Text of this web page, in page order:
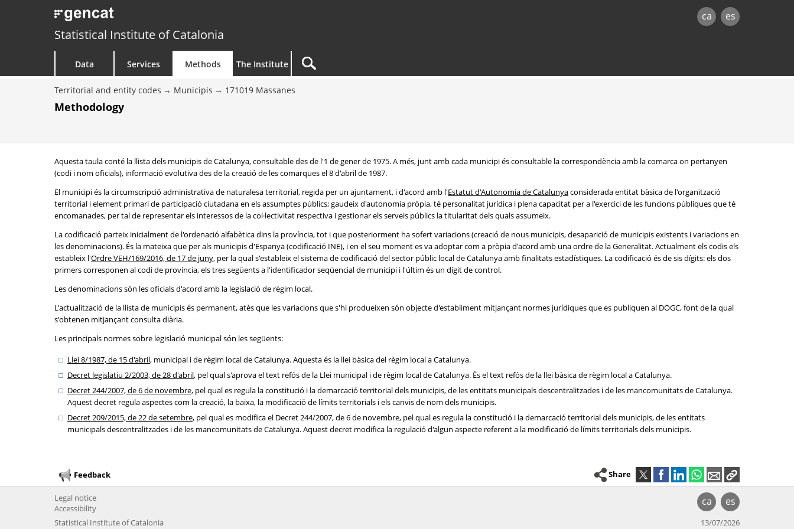
ca es
Statistical Institute of Catalonia
Data Services Methods The Institute
Territorial and entity codes Municipis 171019 Massanes
Methodology
Aquesta taula conté la llista dels municipis de Catalunya, consultable des de l'1 de gener de 1975. A més, junt amb cada municipi és consultable la correspondència amb la comarca on pertanyen
(codi i nom oficials), informació evolutiva des de la creació de les comarques el 8 d'abril de 1987.
El municipi és la circumscripció administrativa de naturalesa territorial, regida per un ajuntament, i d'acord amb l'Estatut d'Autonomia de Catalunyaconsiderada entitat bàsica de l'organització
territorial i element primari de participació ciutadana en els assumptes públics; gaudeix d'autonomia pròpia, té personalitat jurídica i plena capacitat per a l'exercici de les funcions públiques que té
encomanades, per tal de representar els interessos de la col·lectivitat respectiva i gestionar els serveis públics la titularitat dels quals assumeix.
La codificació parteix inicialment de l'ordenació alfabètica dins la província, tot i que posteriorment ha sofert variacions (creació de nous municipis, desaparició de municipis existents i variacions en
les denominacions). És la mateixa que per als municipis d'Espanya (codificació INE), i en el seu moment es va adoptar com a pròpia d'acord amb una ordre de la Generalitat. Actualment els codis els
estableix l'Ordre VEH/169/2016, de 17 de juny, per la qual s'estableix el sistema de codificació del sector públic local de Catalunya amb finalitats estadístiques. La codificació és de sis dígits: els dos
primers corresponen al codi de província, els tres següents a l'identificador seqüencial de municipi i l'últim és un dígit de control.
Les denominacions són les oficials d'acord amb la legislació de règim local.
L'actualització de la llista de municipis és permanent, atès que les variacions que s'hi produeixen són objecte d'establiment mitjançant normes jurídiques que es publiquen al DOGC, font de la qual
s'obtenen mitjançant consulta diària.
Les principals normes sobre legislació municipal són les següents:
Llei 8/1987, de 15 d'abril, municipal i de règim local de Catalunya. Aquesta és la llei bàsica del règim local a Catalunya.
Decret legislatiu 2/2003, de 28 d'abril, pel qual s'aprova el text refós de la Llei municipal i de règim local de Catalunya. És el text refós de la llei bàsica de règim local a Catalunya.
Decret 244/2007, de 6 de novembre, pel qual es regula la constitució i la demarcació territorial dels municipis, de les entitats municipals descentralitzades i de les mancomunitats de Catalunya.
Aquest decret regula aspectes com la creació, la baixa, la modificació de límits territorials i els canvis de nom dels municipis.
Decret 209/2015, de 22 de setembre, pel qual es modifica el Decret 244/2007, de 6 de novembre, pel qual es regula la constitució i la demarcació territorial dels municipis, de les entitats
municipals descentralitzades i de les mancomunitats de Catalunya. Aquest decret modifica la regulació d'algun aspecte referent a la modificació de límits territorials dels municipis.
Feedback Share
ca es
Legal notice
Accessibility
Statistical Institute of Catalonia
13/07/2026